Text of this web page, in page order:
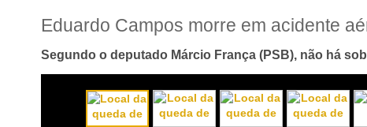
Eduardo Campos morre em acidente
Segundo o deputado Márcio França (PSB), não há